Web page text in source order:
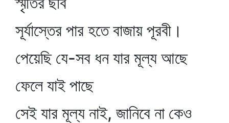
সূর্যাস্তের পার হতে বাজায় পূরবী।
পেয়েছি যে-সব ধন যার মূল্য আছে
ফেলে যাই পাছে
সেই যার মূল্য নাই, জানিবে না কেও